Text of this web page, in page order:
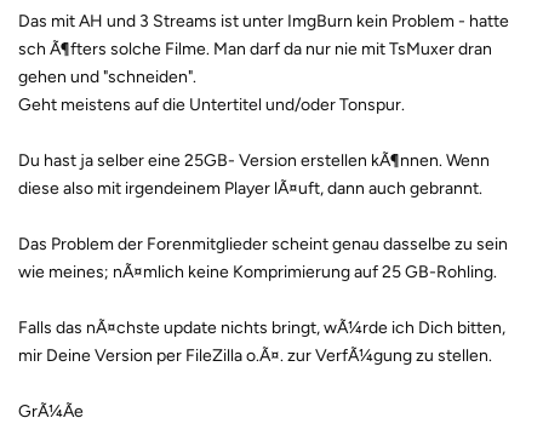
Das mit AH und 3 Streams ist unter ImgBurn kein Problem - hatte
sch Ã¶fters solche Filme. Man darf da nur nie mit TsMuxer dran
gehen und "schneiden".
Geht meistens auf die Untertitel und/oder Tonspur.
Du hast ja selber eine 25GB- Version erstellen kÃ¶nnen. Wenn
diese also mit irgendeinem Player lÃ¤uft, dann auch gebrannt.
Das Problem der Forenmitglieder scheint genau dasselbe zu sein
wie meines; nÃ¤mlich keine Komprimierung auf 25 GB-Rohling.
Falls das nÃ¤chste update nichts bringt, wÃ¼rde ich Dich bitten,
mir Deine Version per FileZilla o.Ã¤. zur VerfÃ¼gung zu stellen.
GrÃ¼Ãe